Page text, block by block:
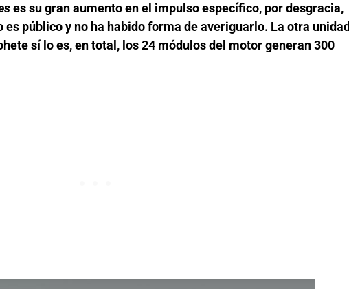
es su gran aumento en el impulso específico, por desgracia,
público y no ha habido forma de averiguarlo. La otra unidad
sí lo es, en total, los 24 módulos del motor generan 300